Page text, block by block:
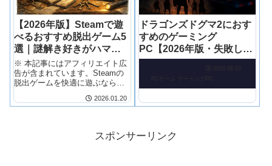
【2026年版】Steamで遊
べるおすすめ脱出ゲーム5
選｜謎解き好きがハマる
名作だけ厳選
※ 本記事にはアフィリエイト広
告が含まれています。Steamの
脱出ゲームを快適に遊ぶなら、
2026.01.20
ドラゴンズドグマ2におす
すめのゲーミング
PC【2026年版・失敗しな
い選び方】
スポンサーリンク